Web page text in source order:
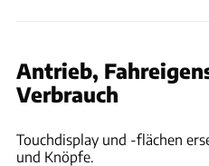
Antrieb,
Verbrauch
Touchdisplay und -flächen
und Knöpfe.